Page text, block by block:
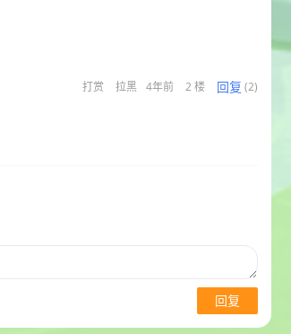
打赏 拉黑 4年前 2 楼 回复 (2)
回复